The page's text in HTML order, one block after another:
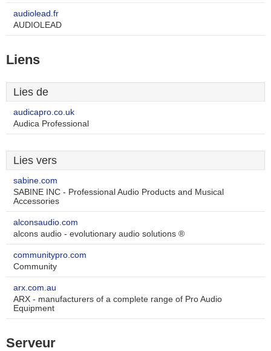
audiolead.fr
AUDIOLEAD
Liens
Lies de
audicapro.co.uk
Audica Professional
Lies vers
sabine.com
SABINE INC - Professional Audio Products and Musical
Accessories
alconsaudio.com
alcons audio - evolutionary audio solutions ®
communitypro.com
Community
arx.com.au
ARX - manufacturers of a complete range of Pro Audio
Equipment
Serveur